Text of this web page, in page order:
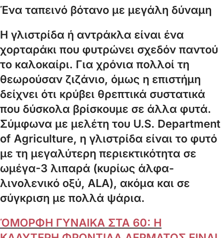
Ένα ταπεινό βότανο με μεγάλη δύναμη
Η γλιστρίδα ή αντράκλα είναι ένα
χορταράκι που φυτρώνει σχεδόν παντού
το καλοκαίρι. Για χρόνια πολλοί τη
θεωρούσαν ζιζάνιο, όμως η επιστήμη
δείχνει ότι κρύβει θρεπτικά συστατικά
που δύσκολα βρίσκουμε σε άλλα φυτά.
Σύμφωνα με μελέτη του U.S. Department
of Agriculture, η γλιστρίδα είναι το φυτό
με τη μεγαλύτερη περιεκτικότητα σε
ωμέγα-3 λιπαρά (κυρίως άλφα-
λινολενικό οξύ, ALA), ακόμα και σε
σύγκριση με πολλά ψάρια.
ΌΜΟΡΦΗ ΓΥΝΑΙΚΑ ΣΤΑ 60: Η